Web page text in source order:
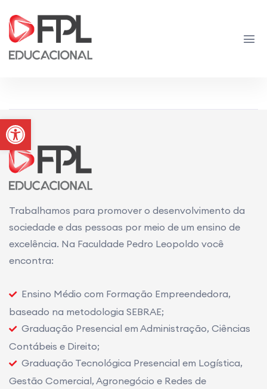
Abrir a barra de ferramentas
Sem Dados Disponíveis
Trabalhamos para promover o desenvolvimento da
sociedade e das pessoas por meio de um ensino de
excelência. Na Faculdade Pedro Leopoldo você
encontra:
Ensino Médio com Formação Empreendedora,
baseado na metodologia SEBRAE;
Graduação Presencial em Administração, Ciências
Contábeis e Direito;
Graduação Tecnológica Presencial em Logística,
Gestão Comercial, Agronegócio e Redes de